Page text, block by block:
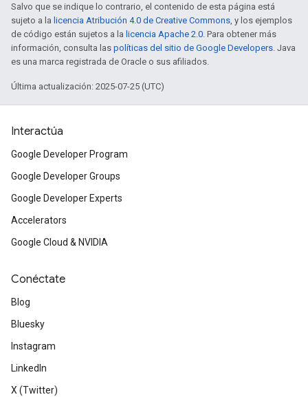
Salvo que se indique lo contrario, el contenido de esta página está
sujeto a la licencia Atribución 4.0 de Creative Commons, y los ejemplos
de código están sujetos a la licencia Apache 2.0. Para obtener más
información, consulta las políticas del sitio de Google Developers. Java
es una marca registrada de Oracle o sus afiliados.
Última actualización: 2025-07-25 (UTC)
Interactúa
Google Developer Program
Google Developer Groups
Google Developer Experts
Accelerators
Google Cloud & NVIDIA
Conéctate
Blog
Bluesky
Instagram
LinkedIn
X (Twitter)